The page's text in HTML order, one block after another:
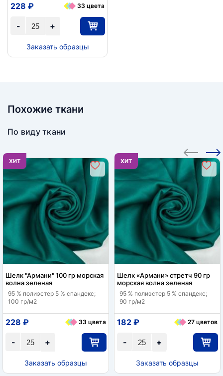
+
-
228 ₽ 33 цвета
Заказать образцы
Похожие ткани
По виду ткани
ХИТ
Шелк "Армани" 100 гр морская
волна зеленая
95 % полиэстер 5 % спандекс;
100 гр/м2
+
-
228 ₽ 33 цвета
Заказать образцы
ХИТ
Шелк «Армани» стретч 90 гр
морская волна зеленая
95 % полиэстер 5 % спандекс;
90 гр/м2
+
-
182 ₽ 27 цветов
Заказать образцы